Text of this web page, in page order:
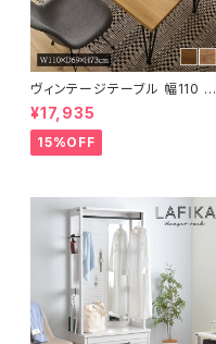
ヴィンテージテーブル 幅110 ダ
イニングテーブル リビングテー
ブル サイドテーブル 新生活 模
様替え
¥17,935
15%OFF